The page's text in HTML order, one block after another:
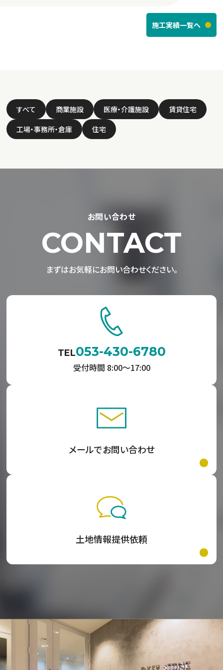
施工実績一覧へ
すべて 商業施設 医療・介護施設
賃貸住宅
工場・事務所・倉庫
住宅
お問い合わせ
CONTACT
まずはお気軽にお問い合わせください。
TEL053-430-6780
受付時間 8:00〜17:00
メールでお問い合わせ
土地情報提供依頼